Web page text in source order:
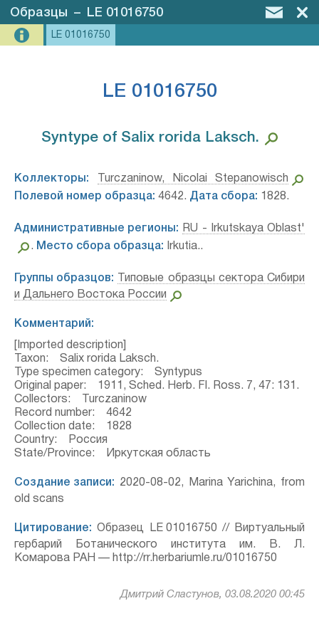
Образцы – LE 01016750
LE 01016750
LE 01016750
Syntype of Salix rorida Laksch.⁣
Коллекторы:
Turczaninow, Nicolai Stepanowisch
Полевой номер образца: 4642. Дата сбора: 1828.
Административные регионы:
RU - Irkutskaya Oblast'
. Место сбора образца: Irkutia..
Группы образцов:
Типовые образцы сектора Сибири
и Дальнего Востока России
Комментарий:
[Imported description]
Taxon: Salix rorida Laksch.
Type specimen category: Syntypus
Original paper: 1911, Sched. Herb. Fl. Ross. 7, 47: 131.
Collectors: Turczaninow
Record number: 4642
Collection date: 1828
Country: Россия
State/Province: Иркутская область
Создание записи: 2020-08-02, Marina Yarichina, from
old scans
Цитирование: Образец LE 01016750 // Виртуальный
гербарий Ботанического института им. В. Л.
Комарова РАН — http://rr.herbariumle.ru/01016750
Дмитрий Сластунов, 03.08.2020 00:45